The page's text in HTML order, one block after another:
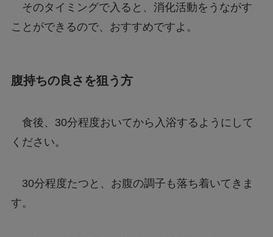
そのタイミングで入ると、消化活動をうながす
ことができるので、おすすめですよ。
腹持ちの良さを狙う方
食後、30分程度おいてから入浴するようにして
ください。
30分程度たつと、お腹の調子も落ち着いてきま
す。